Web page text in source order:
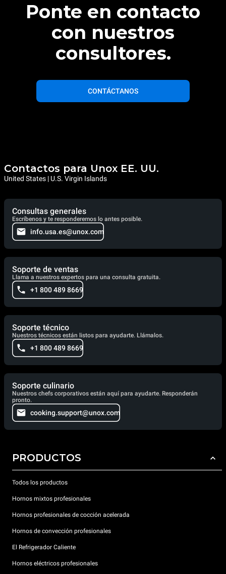
Ponte en contacto
con nuestros
consultores.
CONTÁCTANOS
Contactos para Unox EE. UU.
United States | U.S. Virgin Islands
Consultas generales
Escríbenos y te responderemos lo antes posible.
info.usa.es@unox.com
Soporte de ventas
Llama a nuestros expertos para una consulta gratuita.
+1 800 489 8669
Soporte técnico
Nuestros técnicos están listos para ayudarte. Llámalos.
+1 800 489 8669
Soporte culinario
Nuestros chefs corporativos están aquí para ayudarte. Responderán
pronto.
cooking.support@unox.com
PRODUCTOS
Todos los productos
Hornos mixtos profesionales
Hornos profesionales de cocción acelerada
Hornos de convección profesionales
El Refrigerador Caliente
Hornos eléctricos profesionales